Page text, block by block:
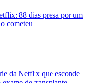
88 dias presa por um
cometeu
da Netflix que esconde